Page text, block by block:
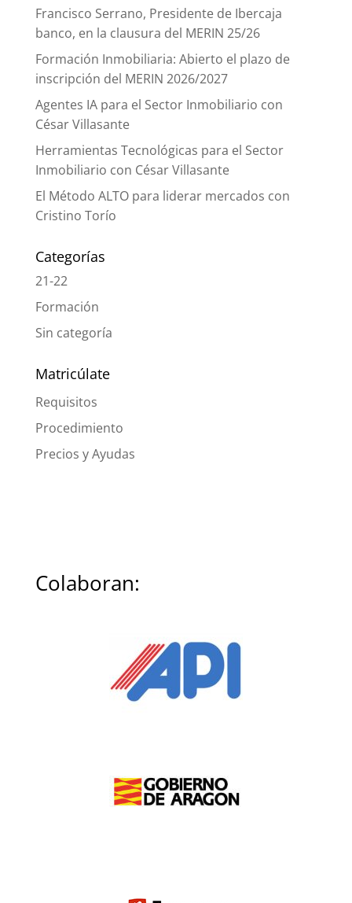
Francisco Serrano, Presidente de Ibercaja
banco, en la clausura del MERIN 25/26
Formación Inmobiliaria: Abierto el plazo de
inscripción del MERIN 2026/2027
Agentes IA para el Sector Inmobiliario con
César Villasante
Herramientas Tecnológicas para el Sector
Inmobiliario con César Villasante
El Método ALTO para liderar mercados con
Cristino Torío
Categorías
21-22
Formación
Sin categoría
Matricúlate
Requisitos
Procedimiento
Precios y Ayudas
Colaboran: